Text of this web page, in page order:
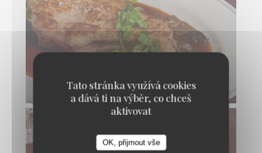
Tato stránka využívá cookies
a dává ti na výběr, co chceš
aktivovat
OK, přijmout vše
CÔTE DE VEAU FRANÇAIS AUX MORILLES